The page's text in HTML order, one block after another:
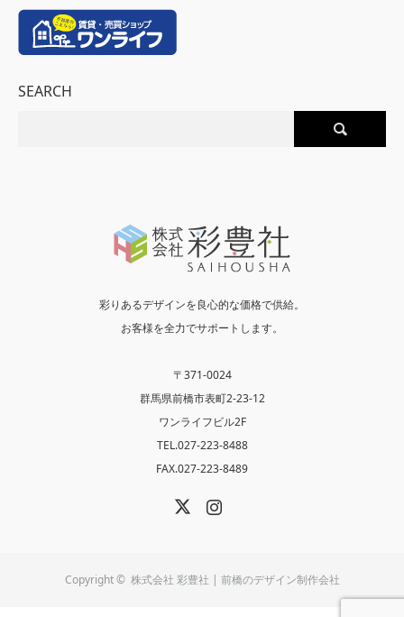
SEARCH
彩りあるデザインを良心的な価格で供給。
お客様を全力でサポートします。
〒371-0024
群馬県前橋市表町2-23-12
ワンライフビル2F
TEL.027-223-8488
FAX.027-223-8489
Copyright © 株式会社 彩豊社 | 前橋のデザイン制作会社